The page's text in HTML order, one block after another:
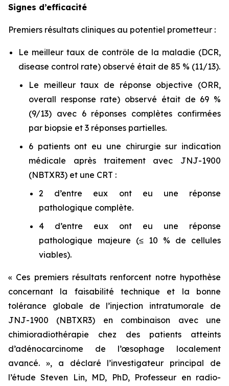
Signes d’efficacité
Premiers résultats cliniques au potentiel prometteur :
Le meilleur taux de contrôle de la maladie (DCR,
disease control rate) observé était de 85 % (11/13).
Le meilleur taux de réponse objective (ORR,
overall response rate) observé était de 69 %
(9/13) avec 6 réponses complètes confirmées
par biopsie et 3 réponses partielles.
6 patients ont eu une chirurgie sur indication
médicale après traitement avec JNJ-1900
(NBTXR3) et une CRT :
2 d’entre eux ont eu une réponse
pathologique complète.
4 d’entre eux ont eu une réponse
pathologique majeure (≤ 10 % de cellules
viables).
« Ces premiers résultats renforcent notre hypothèse
concernant la faisabilité technique et la bonne
tolérance globale de l’injection intratumorale de
JNJ-1900 (NBTXR3) en combinaison avec une
chimioradiothérapie chez des patients atteints
d’adénocarcinome de l’œsophage localement
avancé. », a déclaré l’investigateur principal de
l’étude Steven Lin, MD, PhD, Professeur en radio-